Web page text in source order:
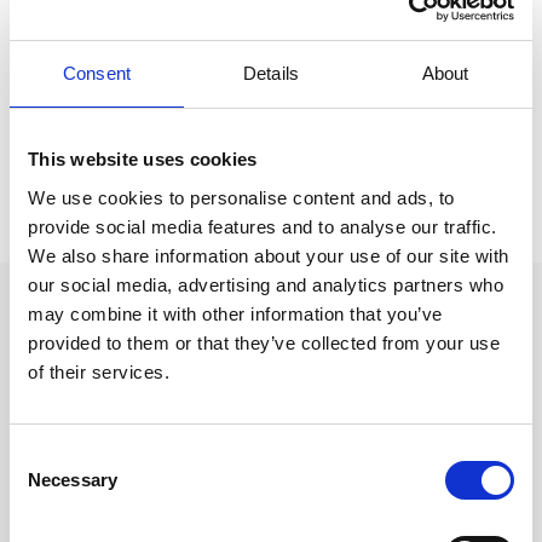
Consent Details About
This website uses cookies
We use cookies to personalise content and ads, to
provide social media features and to analyse our traffic.
We also share information about your use of our site with
our social media, advertising and analytics partners who
may combine it with other information that you’ve
provided to them or that they’ve collected from your use
of their services.
Selection
Necessary
Inspiration för din semester:
Sevärdheter:
Le quartier des Forts
La Tour Randonne
, torn från 1200-talet med ett fantastiskt